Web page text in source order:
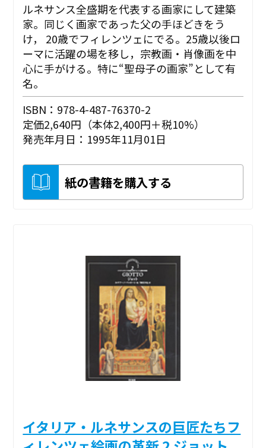
ルネサンス全盛期を代表する画家にして建築
家。同じく画家であった父の手ほどきをう
け， 20歳でフィレンツェにでる。25歳以後ロ
ーマに活躍の場を移し，宗教画・肖像画を中
心に手がける。特に“聖母子の画家”として有
名。
ISBN：978-4-487-76370-2
定価2,640円（本体2,400円＋税10%）
発売年月日：1995年11月01日
紙の書籍を購入する
イタリア・ルネサンスの巨匠たちフ